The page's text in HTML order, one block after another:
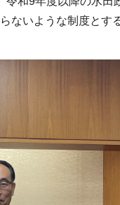
ないような制度とす